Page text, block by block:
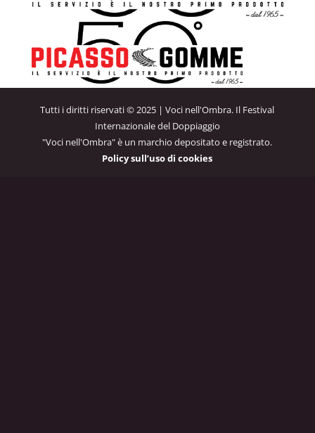
Tutti i diritti riservati © 2025 | Voci nell'Ombra. Il Festival
Internazionale del Doppiaggio
"Voci nell'Ombra" è un marchio depositato e registrato.
Policy sull’uso di cookies